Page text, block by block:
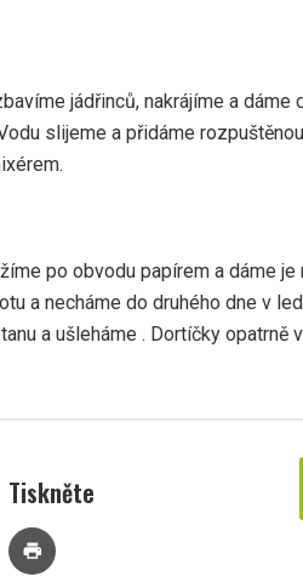
jádřinců, nakrájíme a dáme
slijeme a přidáme
po obvodu papírem a dáme je
a necháme do druhého dne v
a ušleháme . Dortíčky opatrně
Tiskněte
print